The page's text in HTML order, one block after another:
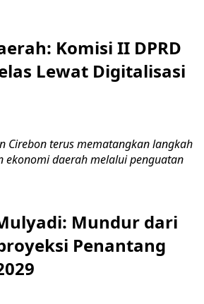
Komisi II DPRD
Lewat Digitalisasi
Cirebon terus mematangkan langkah
daerah melalui penguatan
Mundur dari
Penantang